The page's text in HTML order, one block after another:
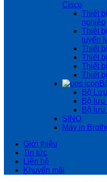
Cisco
Thiết
nghiệp
Thiêt
tuyến
Thiết
Thiết
Thiết
Thiết
Bộ
Bộ lưu
Bộ lưu
SINO
Máy in
Giới thiệu
Tin tức
Liên hệ
Khuyến mãi